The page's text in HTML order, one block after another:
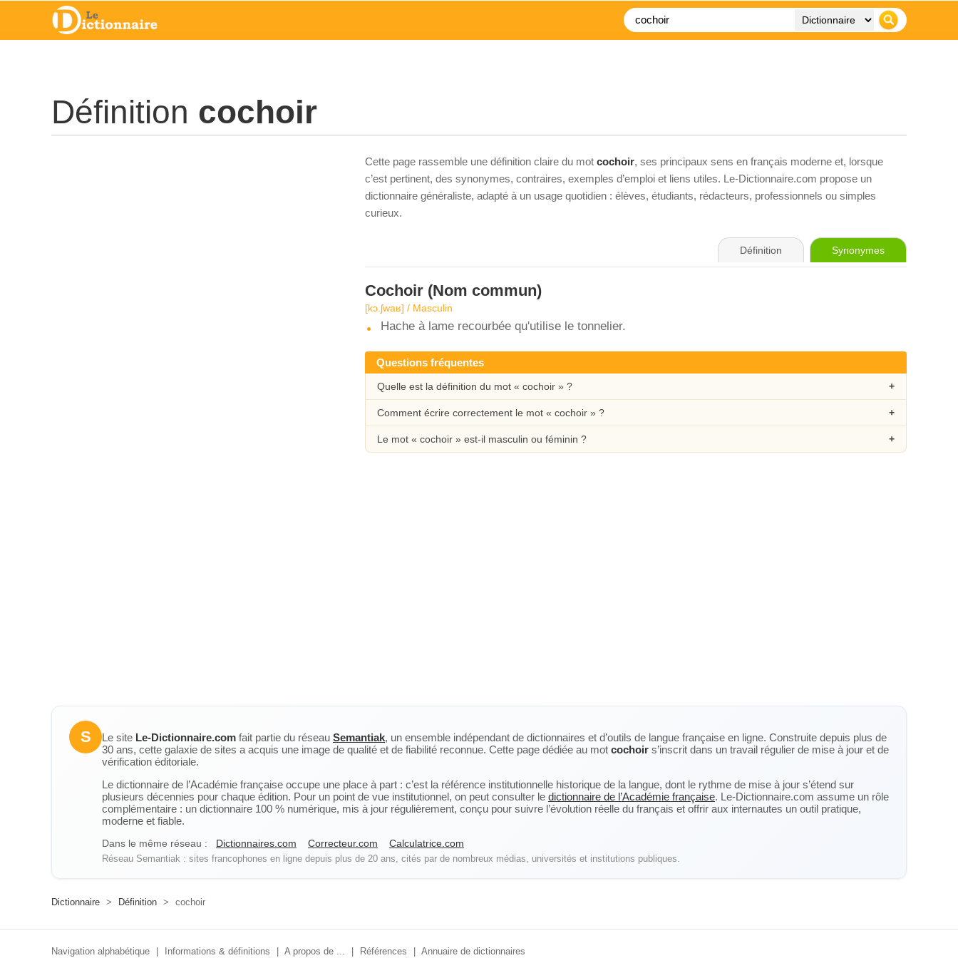
Définition cochoir
Cette page rassemble une définition claire du mot cochoir, ses principaux sens en français moderne et, lorsque
c’est pertinent, des synonymes, contraires, exemples d’emploi et liens utiles. Le-Dictionnaire.com propose un
dictionnaire généraliste, adapté à un usage quotidien : élèves, étudiants, rédacteurs, professionnels ou simples
curieux.
Définition Synonymes
Cochoir (Nom commun)
[kɔ.ʃwaʁ] / Masculin
Hache à lame recourbée qu'utilise le tonnelier.
Questions fréquentes
Quelle est la définition du mot « cochoir » ?
Comment écrire correctement le mot « cochoir » ?
Le mot « cochoir » est-il masculin ou féminin ?
S Le site Le-Dictionnaire.com fait partie du réseau Semantiak, un ensemble indépendant de dictionnaires et d’outils de langue française en ligne. Construite depuis plus de
30 ans, cette galaxie de sites a acquis une image de qualité et de fiabilité reconnue. Cette page dédiée au mot cochoir s’inscrit dans un travail régulier de mise à jour et de
vérification éditoriale.
Le dictionnaire de l’Académie française occupe une place à part : c’est la référence institutionnelle historique de la langue, dont le rythme de mise à jour s’étend sur
plusieurs décennies pour chaque édition. Pour un point de vue institutionnel, on peut consulter le dictionnaire de l’Académie française. Le-Dictionnaire.com assume un rôle
complémentaire : un dictionnaire 100 % numérique, mis à jour régulièrement, conçu pour suivre l’évolution réelle du français et offrir aux internautes un outil pratique,
moderne et fiable.
Dans le même réseau : Dictionnaires.com Correcteur.com Calculatrice.com
Réseau Semantiak : sites francophones en ligne depuis plus de 20 ans, cités par de nombreux médias, universités et institutions publiques.
Dictionnaire > Définition > cochoir
Navigation alphabétique Informations & définitions A propos de ... Références Annuaire de dictionnaires